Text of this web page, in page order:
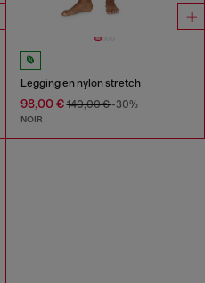
Legging en nylon stretch
98,00 €140,00 €-30%
NOIR